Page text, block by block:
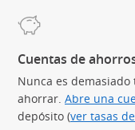
Cuentas de
Nunca es
ahorrar. Abre una
depósito (ver tasas